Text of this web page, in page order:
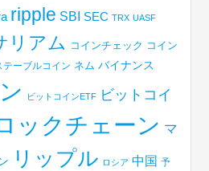
ripple SBI SEC TRX UASF
リアム コインチェック コイン
テーブルコイン ネム バイナンス
ビットコインETF ビットコイ
ックチェーン マ
リップル ロシア 中国 予